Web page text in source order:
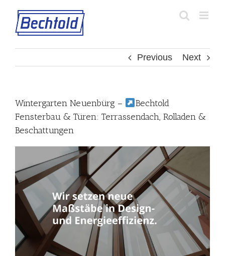
content
Previous Next
Wintergarten Neuenbürg –
Bechtold
Fensterbau & Türen: Terrassendach, Rolladen &
Beschattungen